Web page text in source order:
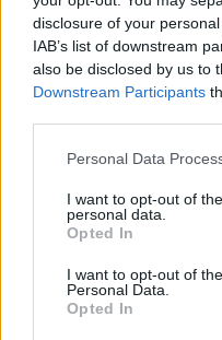
disclosure of your
IAB’s list of downstream
also be disclosed by us to
Downstream Participants
Personal Data
I want to opt-out of
personal data.
Opted In
I want to opt-out of
Personal Data.
Opted In
Repères visuels